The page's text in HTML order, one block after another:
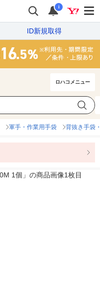
i
ID新規取得
ロハコメニュー
軍手・作業用手袋 背抜き手袋